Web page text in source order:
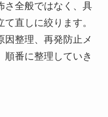
さ全般ではなく、具
直しに絞ります。
因整理、再発防止メ
順番に整理していき